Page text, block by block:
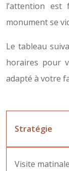
l’attention est
monument se
Le tableau
horaires pour
adapté à votre
Stratégie
Visite